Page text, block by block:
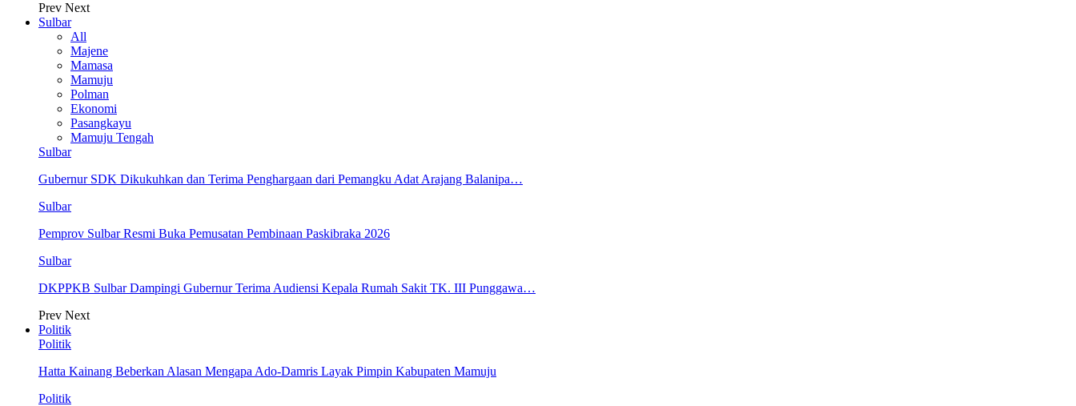
Prev Next
Sulbar
All
Majene
Mamasa
Mamuju
Polman
Ekonomi
Pasangkayu
Mamuju Tengah
Sulbar
Gubernur SDK Dikukuhkan dan Terima Penghargaan dari Pemangku Adat Arajang Balanipa…
Sulbar
Pemprov Sulbar Resmi Buka Pemusatan Pembinaan Paskibraka 2026
Sulbar
DKPPKB Sulbar Dampingi Gubernur Terima Audiensi Kepala Rumah Sakit TK. III Punggawa…
Prev Next
Politik
Politik
Hatta Kainang Beberkan Alasan Mengapa Ado-Damris Layak Pimpin Kabupaten Mamuju
Politik